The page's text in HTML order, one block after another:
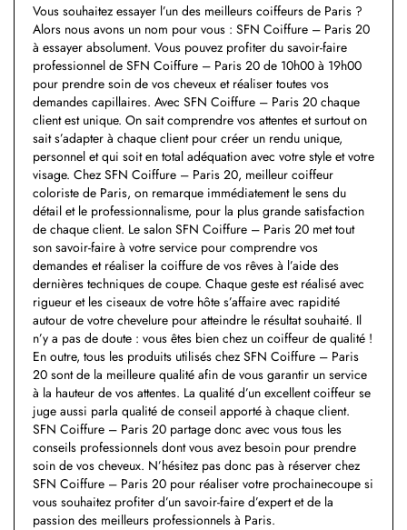
Vous souhaitez essayer l’un des meilleurs coiffeurs de Paris ?
Alors nous avons un nom pour vous : SFN Coiffure – Paris 20
à essayer absolument. Vous pouvez profiter du savoir-faire
professionnel de SFN Coiffure – Paris 20 de 10h00 à 19h00
pour prendre soin de vos cheveux et réaliser toutes vos
demandes capillaires. Avec SFN Coiffure – Paris 20 chaque
client est unique. On sait comprendre vos attentes et surtout on
sait s’adapter à chaque client pour créer un rendu unique,
personnel et qui soit en total adéquation avec votre style et votre
visage. Chez SFN Coiffure – Paris 20, meilleur coiffeur
coloriste de Paris, on remarque immédiatement le sens du
détail et le professionnalisme, pour la plus grande satisfaction
de chaque client. Le salon SFN Coiffure – Paris 20 met tout
son savoir-faire à votre service pour comprendre vos
demandes et réaliser la coiffure de vos rêves à l’aide des
dernières techniques de coupe. Chaque geste est réalisé avec
rigueur et les ciseaux de votre hôte s’affaire avec rapidité
autour de votre chevelure pour atteindre le résultat souhaité. Il
n’y a pas de doute : vous êtes bien chez un coiffeur de qualité !
En outre, tous les produits utilisés chez SFN Coiffure – Paris
20 sont de la meilleure qualité afin de vous garantir un service
à la hauteur de vos attentes. La qualité d’un excellent coiffeur se
juge aussi parla qualité de conseil apporté à chaque client.
SFN Coiffure – Paris 20 partage donc avec vous tous les
conseils professionnels dont vous avez besoin pour prendre
soin de vos cheveux. N’hésitez pas donc pas à réserver chez
SFN Coiffure – Paris 20 pour réaliser votre prochainecoupe si
vous souhaitez profiter d’un savoir-faire d’expert et de la
passion des meilleurs professionnels à Paris.